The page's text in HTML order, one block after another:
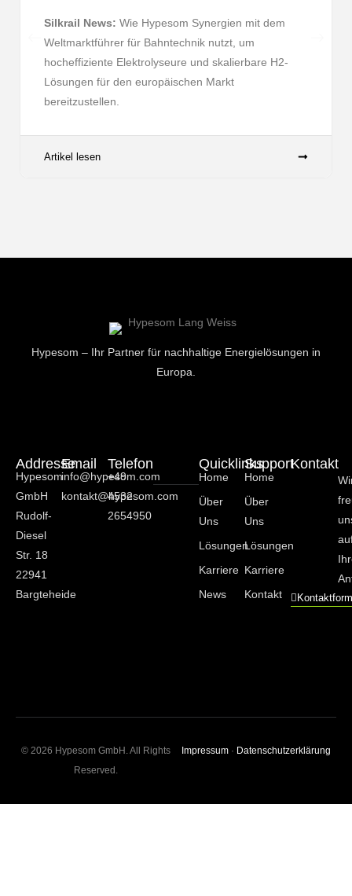
Silkrail News: Wie Hypesom Synergien mit dem
Weltmarktführer für Bahntechnik nutzt, um
hocheffiziente Elektrolyseure und skalierbare H2-
Lösungen für den europäischen Markt
bereitzustellen.
Artikel lesen
Hypesom – Ihr Partner für nachhaltige Energielösungen in
Europa.
Addresse
Hypesom
GmbH
Rudolf-
Diesel
Str. 18
22941
Bargteheide
Email
info@hypesom.com
kontakt@hypesom.com
Telefon
+49
4532
2654950
Quicklinks
Home
Über
Uns
Lösungen
Karriere
News
Support
Home
Über
Uns
Lösungen
Karriere
Kontakt
Kontakt
© 2026 Hypesom GmbH. All Rights
Reserved.
Impressum · Datenschutzerklärung